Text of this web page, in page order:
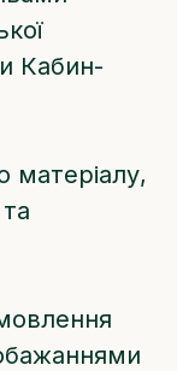
Кабин-
матеріалу,